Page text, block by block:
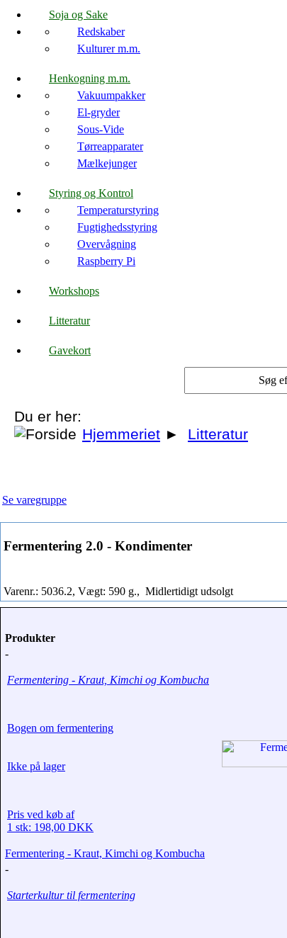
Soja og Sake
Redskaber
Kulturer m.m.
Henkogning m.m.
Vakuumpakker
El-gryder
Sous-Vide
Tørreapparater
Mælkejunger
Styring og Kontrol
Temperaturstyring
Fugtighedsstyring
Overvågning
Raspberry Pi
Workshops
Litteratur
Gavekort
Du er her:
Hjemmeriet ► Litteratur
Se varegruppe
Fermentering 2.0 - Kondimenter
Varenr.: 5036.2, Vægt: 590 g., Midlertidigt udsolgt
Produkter
-
Fermentering - Kraut, Kimchi og Kombucha
Bogen om fermentering
Ikke på lager
Pris ved køb af
1 stk: 198,00 DKK
Fermentering - Kraut, Kimchi og Kombucha
-
Starterkultur til fermentering